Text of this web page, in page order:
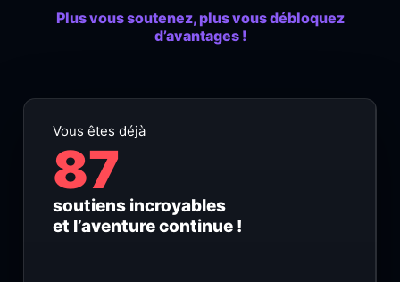
Plus vous soutenez, plus vous débloquez
d’avantages !
Vous êtes déjà
87
soutiens incroyables
et l’aventure continue !